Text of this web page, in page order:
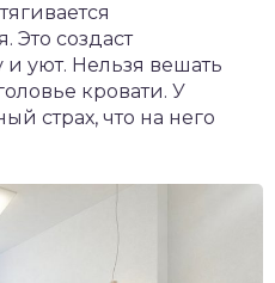
Это создаст
уют. Нельзя вешать
кровати. У
страх, что на него